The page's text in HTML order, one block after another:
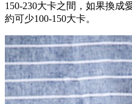
150-230大卡之間，如果換成
約可少100-150大卡。